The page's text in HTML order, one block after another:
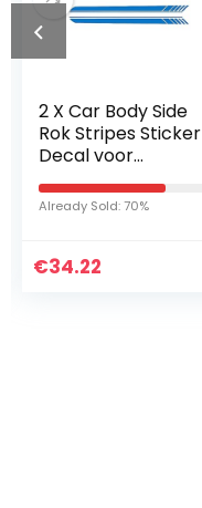
2 X Car Body Side
Rok Stripes Sticker
Decal voor
Mercedes Be-NZ A
C E CLA CLS GLA
GLC GLE Klas AMG
Auto…
Already Sold: 70%
€34.22